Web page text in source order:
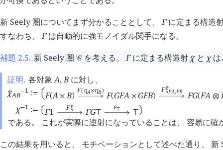
新 Seely 圏についてまず分かることとして、Fに定まる構造
すなわち、Fは自動的に強モノイダル関手になる。
補題 2.5. 新 Seely 圏󰒚 を考える。Fに定まる構造射 󰔃
χと χは
証明. 各対象A, B に対し、
󰔃
χAB−1 := F(A × B) F(GFA × GFB) FG(FA ⊗
F( ηA×ηB) F󰔃
ξFA,FB
χ−1 := F1 FG⊤ ⊤
Fξ ε⊤ 󰇥
である。 これが実際に逆射になっていることは、 容易に確
この結果を用いると、 モチベーションとして述べた通り、